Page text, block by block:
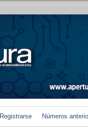
Registrarse Números